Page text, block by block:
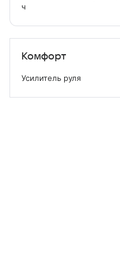
ч
Комфорт
Усилитель руля